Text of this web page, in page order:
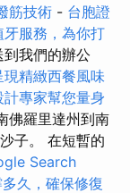
筋技術 - 台胞證
牙服務，為你打
我們的辦公
精緻西餐風味
計專家幫您量身
佛羅里達州到南
子。 在短暫的
Search
久，確保修復